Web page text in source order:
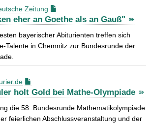
Zeitung
eher an Goethe als an Gauß"
bayerischer Abiturienten treffen sich
Talente in Chemnitz zur Bundesrunde der
holt Gold bei Mathe-Olympiade
die 58. Bundesrunde Mathematikolympiade
feierlichen Abschlussveranstaltung und der